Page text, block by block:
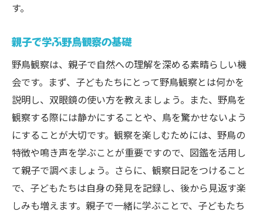
す。
親子で学ぶ野鳥観察の基礎
野鳥観察は、親子で自然への理解を深める素晴らしい機
会です。まず、子どもたちにとって野鳥観察とは何かを
説明し、双眼鏡の使い方を教えましょう。また、野鳥を
観察する際には静かにすることや、鳥を驚かせないよう
にすることが大切です。観察を楽しむためには、野鳥の
特徴や鳴き声を学ぶことが重要ですので、図鑑を活用し
て親子で調べましょう。さらに、観察日記をつけること
で、子どもたちは自身の発見を記録し、後から見返す楽
しみも増えます。親子で一緒に学ぶことで、子どもたち